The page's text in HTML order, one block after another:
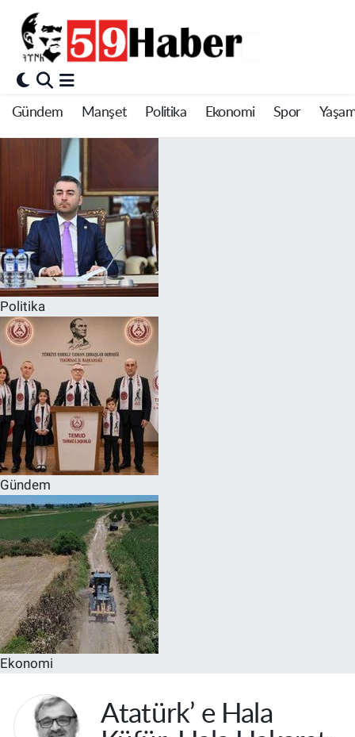
Gündem Manşet Politika Ekonomi Spor
Politika
Gündem
Ekonomi
Atatürk’ e Hala